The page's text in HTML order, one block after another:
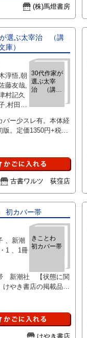
ク246、
山」を語り
継ぐ。
(株)馬燈書房
.jpg?
選ぶ太宰治 （講
庫）
30代作家が
選ぶ太宰
治 （講談
庫）
淳悟,朝
藤友哉,
村記久
,村田沙
社 、2016 、1
バー少スレ有。本体経
。定価1350円+税。
古書ワルツ 荻窪店
初カバー帯
きことわ
初カバー帯
社 、平23・1 、1冊
新潮社 【状態に関
けやき書店の掲載品は
本屋」は６段階の「状
必須となりましたが、
商品の特質上、状態の
けやき書店